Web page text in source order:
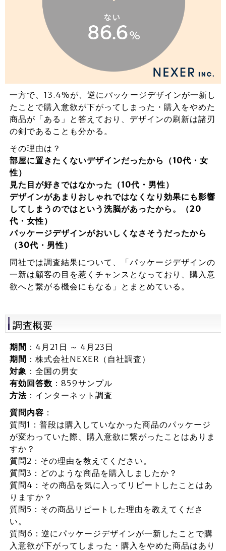
一方で、13.4%が、逆にパッケージデザインが一新し
たことで購入意欲が下がってしまった・購入をやめた
商品が「ある」と答えており、デザインの刷新は諸刃
の剣であることも分かる。
その理由は？
部屋に置きたくないデザインだったから（10代・女
性）
見た目が好きではなかった（10代・男性）
デザインがあまりおしゃれではなくなり効果にも影響
してしまうのではという洗脳があったから。（20
代・女性）
パッケージデザインがおいしくなさそうだったから
（30代・男性）
同社では調査結果について、「パッケージデザインの
一新は顧客の目を惹くチャンスとなっており、購入意
欲へと繋がる機会にもなる」とまとめている。
調査概要
期間 ：4月21日 ～ 4月23日
期間 ：株式会社NEXER（自社調査）
対象 ：全国の男女
有効回答数 ：859サンプル
方法：インターネット調査
質問内容 ：
質問1：普段は購入していなかった商品のパッケージ
が変わっていた際、購入意欲に繋がったことはありま
すか？
質問2：その理由を教えてください。
質問3：どのような商品を購入しましたか？
質問4：その商品を気に入ってリピートしたことはあ
りますか？
質問5：その商品リピートした理由を教えてくださ
い。
質問6：逆にパッケージデザインが一新したことで購
入意欲が下がってしまった・購入をやめた商品はあり